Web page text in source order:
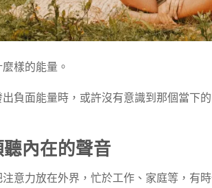
樣的能量。
負面能量時，或許沒有意識到那個當下
內在的聲音
意力放在外界，忙於工作、家庭等，有